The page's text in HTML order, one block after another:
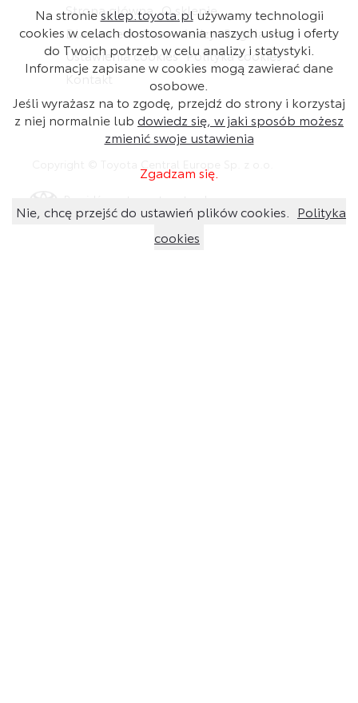
Strona główna O sklepie
Dla dealera Baza wiedzy Regulamin
Ustawienia cookies Polityka cookies
Kontakt
Na stroniesklep.toyota.pl używamy technologii
cookies w celach dostosowania naszych usług i oferty
do Twoich potrzeb w celu analizy i statystyki.
Informacje zapisane w cookies mogą zawierać dane
osobowe.
Jeśli wyrażasz na to zgodę, przejdź do strony i korzystaj
z niej normalnie lub dowiedz się, w jaki sposób możesz
zmienić swoje ustawienia
Zgadzam się.
Nie, chcę przejść do ustawień plików cookies.
Polityka
cookies